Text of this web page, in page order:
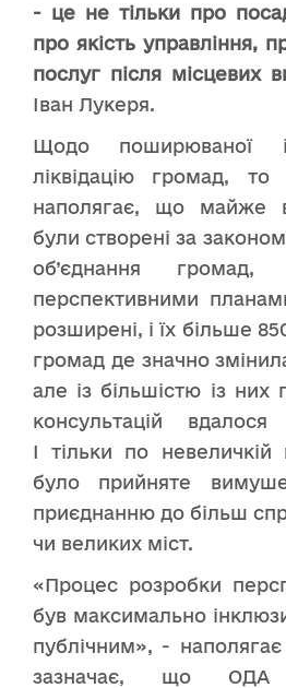
- це не тільки про
про якість управління,
послуг після місцевих
Іван Лукеря.
Щодо поширюваної
ліквідацію громад, то
наполягає, що майже
були створені за
об’єднання
перспективними
розширені, і їх більше
громад де значно
але із більшістю із них
консультацій
І тільки по невеличкій
було прийняте
приєднанню до більш
чи великих міст.
«Процес розробки
був максимально
публічним», -
зазначає, що ОДА